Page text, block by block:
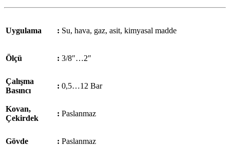
Uygulama : Su, hava, gaz, asit, kimyasal madde
Ölçü : 3/8″…2″
Çalışma
Basıncı
: 0,5…12 Bar
Kovan,
Çekirdek
: Paslanmaz
Gövde : Paslanmaz